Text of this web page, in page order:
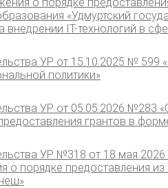
«Удмуртский
IT-технологий в
УР от 15.10.2025 №
политики»
УР от 05.05.2026 №283
грантов в
УР №318 от 18 мая
о порядке предоставления